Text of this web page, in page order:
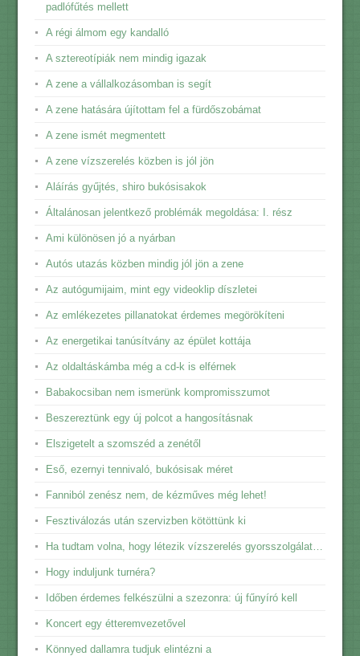
padlófűtés mellett
A régi álmom egy kandalló
A sztereotípiák nem mindig igazak
A zene a vállalkozásomban is segít
A zene hatására újítottam fel a fürdőszobámat
A zene ismét megmentett
A zene vízszerelés közben is jól jön
Aláírás gyűjtés, shiro bukósisakok
Általánosan jelentkező problémák megoldása: I. rész
Ami különösen jó a nyárban
Autós utazás közben mindig jól jön a zene
Az autógumijaim, mint egy videoklip díszletei
Az emlékezetes pillanatokat érdemes megörökíteni
Az energetikai tanúsítvány az épület kottája
Az oldaltáskámba még a cd-k is elférnek
Babakocsiban nem ismerünk kompromisszumot
Beszereztünk egy új polcot a hangosításnak
Elszigetelt a szomszéd a zenétől
Eső, ezernyi tennivaló, bukósisak méret
Fanniból zenész nem, de kézműves még lehet!
Fesztiválozás után szervizben kötöttünk ki
Ha tudtam volna, hogy létezik vízszerelés gyorsszolgálat…
Hogy induljunk turnéra?
Időben érdemes felkészülni a szezonra: új fűnyíró kell
Koncert egy étteremvezetővel
Könnyed dallamra tudjuk elintézni a